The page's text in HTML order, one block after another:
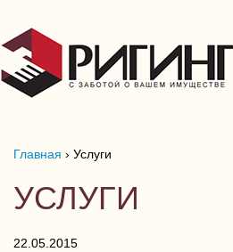
Главная › Услуги
УСЛУГИ
22.05.2015